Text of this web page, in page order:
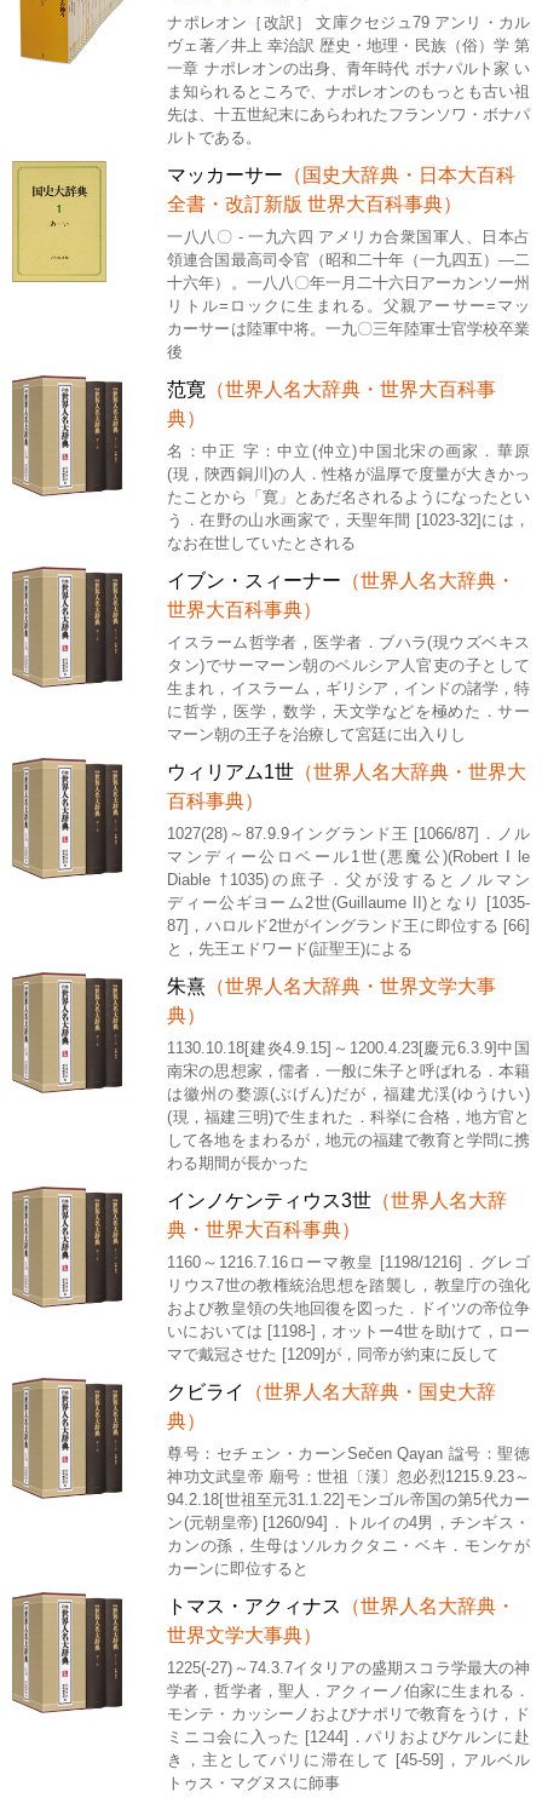
ナポレオン［改訳］ 文庫クセジュ79 アンリ・カル
ヴェ著／井上 幸治訳 歴史・地理・民族（俗）学 第
一章 ナポレオンの出身、青年時代 ボナパルト家 い
ま知られるところで、ナポレオンのもっとも古い祖
先は、十五世紀末にあらわれたフランソワ・ボナパ
ルトである。
マッカーサー （国史大辞典・日本大百科
全書・改訂新版 世界大百科事典）
一八八〇 - 一九六四 アメリカ合衆国軍人、日本占
領連合国最高司令官（昭和二十年（一九四五）―二
十六年）。一八八〇年一月二十六日アーカンソー州
リトル=ロックに生まれる。父親アーサー=マッ
カーサーは陸軍中将。一九〇三年陸軍士官学校卒業
後
范寛 （世界人名大辞典・世界大百科事
典）
名：中正 字：中立(仲立)中国北宋の画家．華原
(現，陝西銅川)の人．性格が温厚で度量が大きかっ
たことから「寛」とあだ名されるようになったとい
う．在野の山水画家で，天聖年間 [1023-32]には，
なお在世していたとされる
イブン・スィーナー （世界人名大辞典・
世界大百科事典）
イスラーム哲学者，医学者．ブハラ(現ウズベキス
タン)でサーマーン朝のペルシア人官吏の子として
生まれ，イスラーム，ギリシア，インドの諸学，特
に哲学，医学，数学，天文学などを極めた．サー
マーン朝の王子を治療して宮廷に出入りし
ウィリアム1世 （世界人名大辞典・世界大
百科事典）
1027(28)～87.9.9イングランド王 [1066/87]．ノル
マンディー公ロベール1世(悪魔公)(Robert I le
Diable †1035)の庶子．父が没するとノルマン
ディー公ギヨーム2世(Guillaume II)となり [1035-
87]，ハロルド2世がイングランド王に即位する [66]
と，先王エドワード(証聖王)による
朱熹 （世界人名大辞典・世界文学大事
典）
1130.10.18[建炎4.9.15]～1200.4.23[慶元6.3.9]中国
南宋の思想家，儒者．一般に朱子と呼ばれる．本籍
は徽州の婺源(ぶげん)だが，福建尤渓(ゆうけい)
(現，福建三明)で生まれた．科挙に合格，地方官と
して各地をまわるが，地元の福建で教育と学問に携
わる期間が長かった
インノケンティウス3世 （世界人名大辞
典・世界大百科事典）
1160～1216.7.16ローマ教皇 [1198/1216]．グレゴ
リウス7世の教権統治思想を踏襲し，教皇庁の強化
および教皇領の失地回復を図った．ドイツの帝位争
いにおいては [1198-]，オットー4世を助けて，ロー
マで戴冠させた [1209]が，同帝が約束に反して
クビライ
（世界人名大辞典・国史大辞
典）
尊号：セチェン・カーンSečen Qaγan 諡号：聖徳
神功文武皇帝 廟号：世祖〔漢〕忽必烈1215.9.23～
94.2.18[世祖至元31.1.22]モンゴル帝国の第5代カー
ン(元朝皇帝) [1260/94]．トルイの4男，チンギス・
カンの孫，生母はソルカクタニ・ベキ．モンケが
カーンに即位すると
トマス・アクィナス
（世界人名大辞典・
世界文学大事典）
1225(-27)～74.3.7イタリアの盛期スコラ学最大の神
学者，哲学者，聖人．アクィーノ伯家に生まれる．
モンテ・カッシーノおよびナポリで教育をうけ，ド
ミニコ会に入った [1244]．パリおよびケルンに赴
き，主としてパリに滞在して [45-59]，アルベル
トゥス・マグヌスに師事